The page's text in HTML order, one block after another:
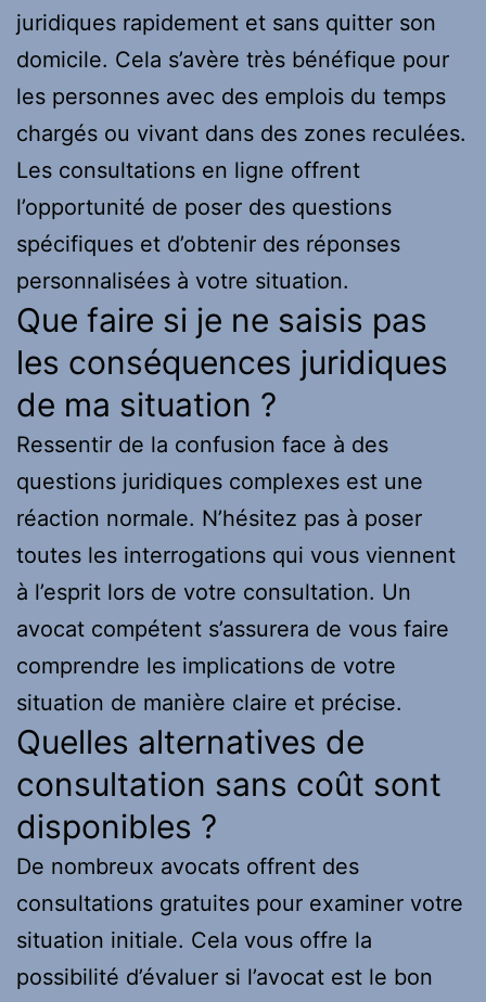
juridiques rapidement et sans quitter son
domicile. Cela s’avère très bénéfique pour
les personnes avec des emplois du temps
chargés ou vivant dans des zones reculées.
Les consultations en ligne offrent
l’opportunité de poser des questions
spécifiques et d’obtenir des réponses
personnalisées à votre situation.
Que faire si je ne saisis pas
les conséquences juridiques
de ma situation ?
Ressentir de la confusion face à des
questions juridiques complexes est une
réaction normale. N’hésitez pas à poser
toutes les interrogations qui vous viennent
à l’esprit lors de votre consultation. Un
avocat compétent s’assurera de vous faire
comprendre les implications de votre
situation de manière claire et précise.
Quelles alternatives de
consultation sans coût sont
disponibles ?
De nombreux avocats offrent des
consultations gratuites pour examiner votre
situation initiale. Cela vous offre la
possibilité d’évaluer si l’avocat est le bon